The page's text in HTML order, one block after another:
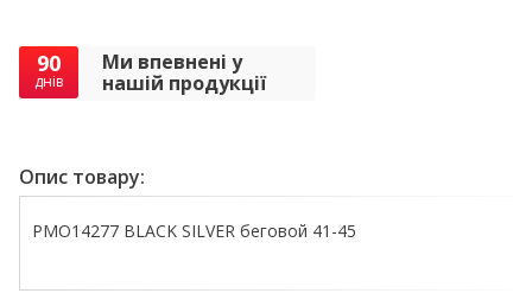
90
днів
Ми впевнені у
нашій продукції
Опис товару:
PMO14277 BLACK SILVER беговой 41-45